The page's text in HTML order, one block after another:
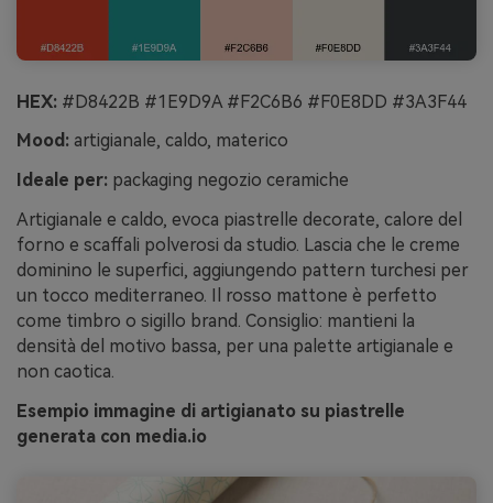
HEX: #D8422B #1E9D9A #F2C6B6 #F0E8DD #3A3F44
Mood: artigianale, caldo, materico
Ideale per: packaging negozio ceramiche
Artigianale e caldo, evoca piastrelle decorate, calore del
forno e scaffali polverosi da studio. Lascia che le creme
dominino le superfici, aggiungendo pattern turchesi per
un tocco mediterraneo. Il rosso mattone è perfetto
come timbro o sigillo brand. Consiglio: mantieni la
densità del motivo bassa, per una palette artigianale e
non caotica.
Esempio immagine di artigianato su piastrelle
generata con media.io